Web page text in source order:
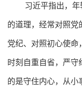
习近平指出，年
的道理，经常对照
党纪、对照初心使命
时刻自重自省，严
的是守住内心，从小